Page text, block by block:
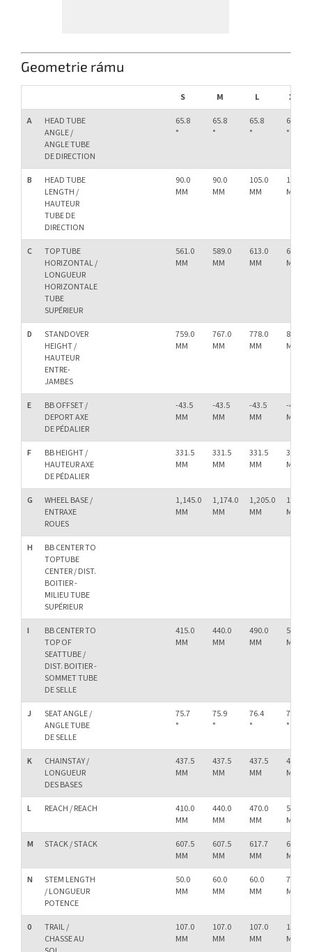
Geometrie rámu
S M L
XL
A
HEAD TUBE
ANGLE /
ANGLE TUBE
DE DIRECTION
65.8
°
65.8
°
65.8
°
65.8
°
B
HEAD TUBE
LENGTH /
HAUTEUR
TUBE DE
DIRECTION
90.0
MM
90.0
MM
105.0
MM
115.0
MM
C
TOP TUBE
HORIZONTAL /
LONGUEUR
HORIZONTALE
TUBE
SUPÉRIEUR
561.0
MM
589.0
MM
613.0
MM
641.0
MM
D
STANDOVER
HEIGHT /
HAUTEUR
ENTRE-
JAMBES
759.0
MM
767.0
MM
778.0
MM
801.0
MM
E
BB OFFSET /
DEPORT AXE
DE PÉDALIER
-43.5
MM
-43.5
MM
-43.5
MM
-43.5
MM
F
BB HEIGHT /
HAUTEUR AXE
DE PÉDALIER
331.5
MM
331.5
MM
331.5
MM
331.5
MM
G
WHEEL BASE /
ENTRAXE
ROUES
1,145.0
MM
1,174.0
MM
1,205.0
MM
1,236.0
MM
H
BB CENTER TO
TOPTUBE
CENTER / DIST.
BOITIER -
MILIEU TUBE
SUPÉRIEUR
I
BB CENTER TO
TOP OF
SEATTUBE /
DIST. BOITIER -
SOMMET TUBE
DE SELLE
415.0
MM
440.0
MM
490.0
MM
540.0
MM
J
SEAT ANGLE /
ANGLE TUBE
DE SELLE
75.7
°
75.9
°
76.4
°
76.7
°
K
CHAINSTAY /
LONGUEUR
DES BASES
437.5
MM
437.5
MM
437.5
MM
437.5
MM
L REACH / REACH
410.0
MM
440.0
MM
470.0
MM
500.0
MM
M
STACK / STACK
607.5
MM
607.5
MM
617.7
MM
627.0
MM
N
STEM LENGTH
/ LONGUEUR
POTENCE
50.0
MM
60.0
MM
60.0
MM
70.0
MM
0
TRAIL /
CHASSE AU
107.0
MM
107.0
MM
107.0
MM
107.0
MM